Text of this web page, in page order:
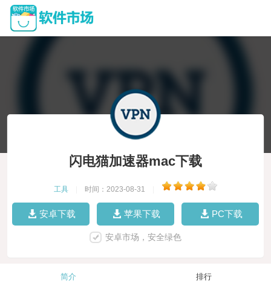
闪电猫加速器mac下载
工具 时间：2023-08-31
安卓下载 苹果下载 PC下载
安卓市场，安全绿色
简介 排行